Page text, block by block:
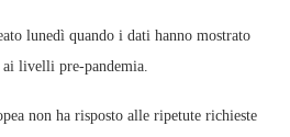
lunedì quando i dati hanno mostrato
ai livelli pre-pandemia.
non ha risposto alle ripetute richieste